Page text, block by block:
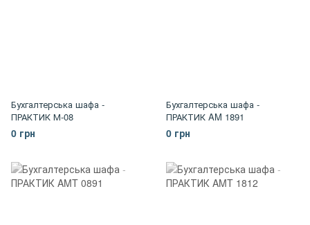
Бухгалтерська шафа -
ПРАКТИК М-08
0 грн
Бухгалтерська шафа -
ПРАКТИК AM 1891
0 грн